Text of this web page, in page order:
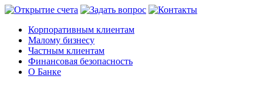
Корпоративным клиентам
Малому бизнесу
Частным клиентам
Финансовая безопасность
О Банке